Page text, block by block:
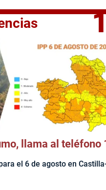
llama al teléfono
el 6 de agosto en